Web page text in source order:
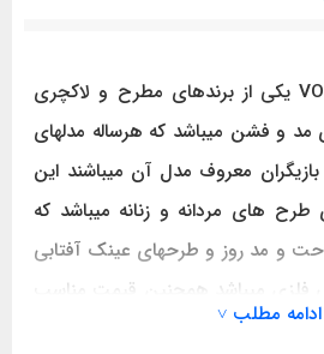
عینک آفتابی وگ VOGUE یکی از برندهای مطرح و لاکچری
مد و فشن میباشد که هرساله مدلهای
معروف مدل آن میباشند این
طرح های مردانه و زنانه میباشد که
و مد روز و طرحهای عینک آفتابی
فلزی میباشد همچنین قیمت مناسب
برای خرید اینترنتی عینک آفتابی
ادامه مطلب ˅